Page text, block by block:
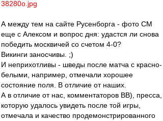
38280o.jpg
А между тем на сайте Русенборга - фото СМ
еще с Алексом и вопрос дня: удастся ли снова
победить москвичей со счетом 4-0?
Викинги заносчивы. ;)
И неприхотливы - шведы после матча с красно-
белыми, например, отмечали хорошее
состояние поля. В отличие от наших.
А в отличие от нас, комментаторов ВВ), пресса,
которую удалось увидеть после той игры,
отмечала и качество продемонстрированного